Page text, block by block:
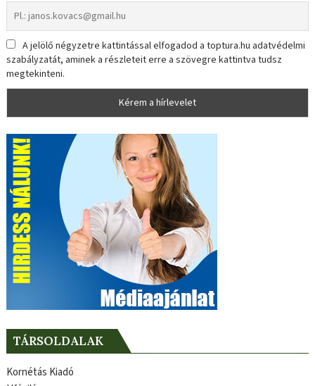
A jelölő négyzetre kattintással elfogadod a toptura.hu adatvédelmi
szabályzatát, aminek a részleteit erre a szövegre kattintva tudsz
megtekinteni.
TÁRSOLDALAK
Kornétás Kiadó